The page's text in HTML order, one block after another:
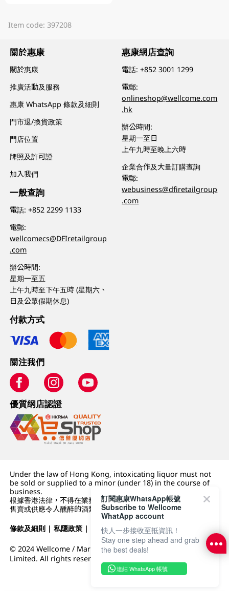
Item code: 397208
關於惠康
關於惠康
推廣活動及服務
惠康 WhatsApp 條款及細則
門市退/換貨政策
門店位置
牌照及許可證
加入我們
一般查詢
電話:+852 2299 1133
電郵:
wellcomecs@DFIretailgroup
.com
辦公時間:
星期一至五
上午九時至下午五時 (星期六、
日及公眾假期休息)
惠康網店查詢
電話:+852 3001 1299
電郵:
onlineshop@wellcome.com
.hk
辦公時間:
星期一至日
上午九時至晚上六時
企業合作及大量訂購查詢
電郵:
webusiness@dfiretailgroup
.com
付款方式
關注我們
優質纲店認證
Under the law of Hong Kong, intoxicating liquor must not
be sold or supplied to a minor (under 18) in the course of
business.
根據香港法律，不得在業務過程中，向未成年人 (18 歲以下人士)
售賣或供應令人醺醉的酒類。
條款及細則 |私隱政策 | DFI零售集團
© 2024 Wellcome / Market Place. The Dairy Farm Company
Limited. All rights reserved.
訂閱惠康WhatsApp帳號
Subscribe to Wellcome
WhatApp account
快人一步接收至抵資訊！
Stay one step ahead and grab
the best deals!
連結 WhatsApp 帳號